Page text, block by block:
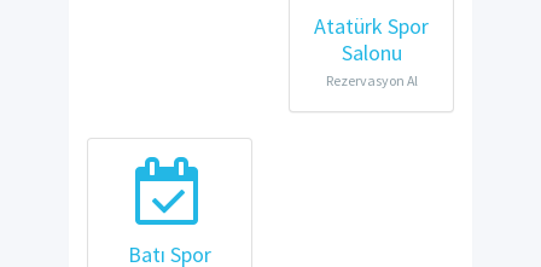
Atatürk Spor
Salonu
Rezervasyon Al
Batı Spor